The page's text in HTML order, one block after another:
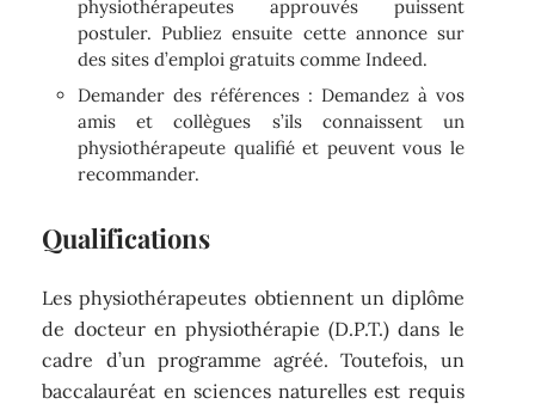
physiothérapeutes approuvés puissent
postuler. Publiez ensuite cette annonce sur
des sites d’emploi gratuits comme Indeed.
Demander des références : Demandez à vos
amis et collègues s’ils connaissent un
physiothérapeute qualifié et peuvent vous le
recommander.
Qualifications
Les physiothérapeutes obtiennent un diplôme
de docteur en physiothérapie (D.P.T.) dans le
cadre d’un programme agréé. Toutefois, un
baccalauréat en sciences naturelles est requis